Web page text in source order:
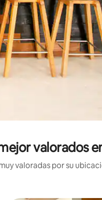
valorados
valoradas por su